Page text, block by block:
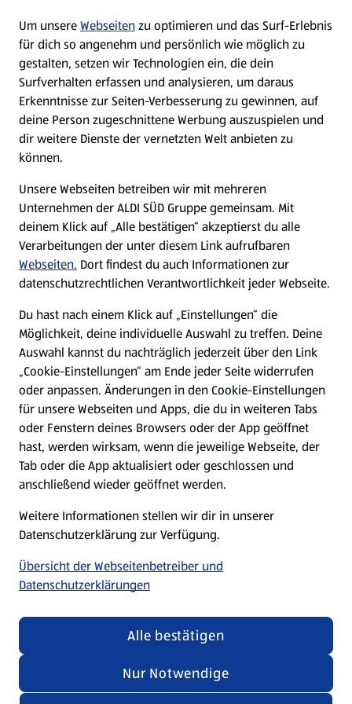
WhatsApp
Über ALDI SÜD
Filialen
Nachhaltigkeit
Karriere
Presse
Hilfe & Kontakt
(öffnet in einem neuen Tab)
Unternehmen
Folge uns hier:
Datenschutz- und Richtlinienmenü
Cookie-Einstellungen
Impressum
Nutzungsbedingungen
Security Policy
Um unsereWebseitenzu optimieren und das Surf-Erlebnis
für dich so angenehm und persönlich wie möglich zu
gestalten, setzen wir Technologien ein, die dein
Surfverhalten erfassen und analysieren, um daraus
Erkenntnisse zur Seiten-Verbesserung zu gewinnen, auf
deine Person zugeschnittene Werbung auszuspielen und
dir weitere Dienste der vernetzten Welt anbieten zu
können.
Unsere Webseiten betreiben wir mit mehreren
Unternehmen der ALDI SÜD Gruppe gemeinsam. Mit
deinem Klick auf „Alle bestätigen“ akzeptierst du alle
Verarbeitungen der unter diesem Link aufrufbaren
Webseiten. Dort findest du auch Informationen zur
datenschutzrechtlichen Verantwortlichkeit jeder Webseite.
Du hast nach einem Klick auf „Einstellungen“ die
Möglichkeit, deine individuelle Auswahl zu treffen. Deine
Auswahl kannst du nachträglich jederzeit über den Link
„Cookie-Einstellungen“ am Ende jeder Seite widerrufen
oder anpassen. Änderungen in den Cookie-Einstellungen
für unsere Webseiten und Apps, die du in weiteren Tabs
oder Fenstern deines Browsers oder der App geöffnet
hast, werden wirksam, wenn die jeweilige Webseite, der
Tab oder die App aktualisiert oder geschlossen und
anschließend wieder geöffnet werden.
Weitere Informationen stellen wir dir in unserer
Datenschutzerklärung zur Verfügung.
Übersicht der Webseitenbetreiber und
Datenschutzerklärungen
Nur Notwendige
Alle bestätigen